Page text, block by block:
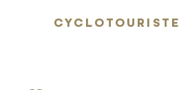
CYCLOTOURISTE